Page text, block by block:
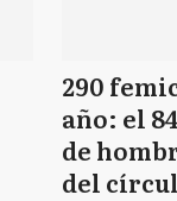
290
año: el
de
del